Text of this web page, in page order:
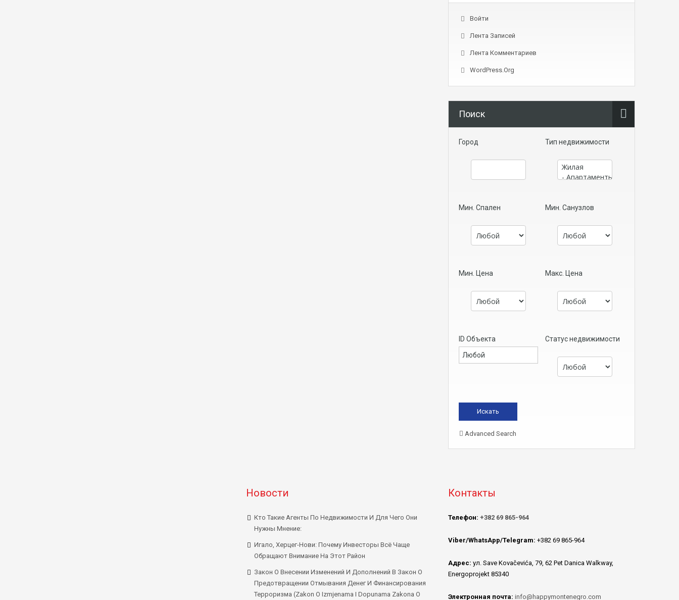
Войти
Лента Записей
Лента Комментариев
WordPress.org
Поиск
Город Тип недвижимости
Мин. Спален Мин. Санузлов
Мин. Цена Макс. Цена
ID Объекта Статус недвижимости
Advanced Search
Новости
Кто Такие Агенты По Недвижимости И Для Чего Они
Нужны Мнение:
Игало, Херцег-Нови: Почему Инвесторы Всё Чаще
Обращают Внимание На Этот Район
Закон О Внесении Изменений И Дополнений В Закон О
Предотвращении Отмывания Денег И Финансирования
Терроризма (Zakon O Izmjenama I Dopunama Zakona O
Контакты
Телефон: +382 69 865-964
Viber/WhatsApp/Telegram: +382 69 865-964
Адрес: ул. Save Kovačevića, 79, 62 Pet Danica Walkway,
Energoprojekt 85340
Электронная почта: info@happymontenegro.com